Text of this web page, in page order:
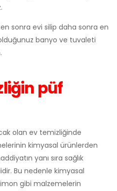
sonra evi silip daha sonra en
banyo ve tuvaleti
püf
olan ev temizliğinde
kimyasal ürünlerden
yanı sıra sağlık
Bu nedenle kimyasal
gibi malzemelerin